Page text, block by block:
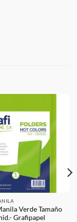
Verde Tamaño
Grafipapel